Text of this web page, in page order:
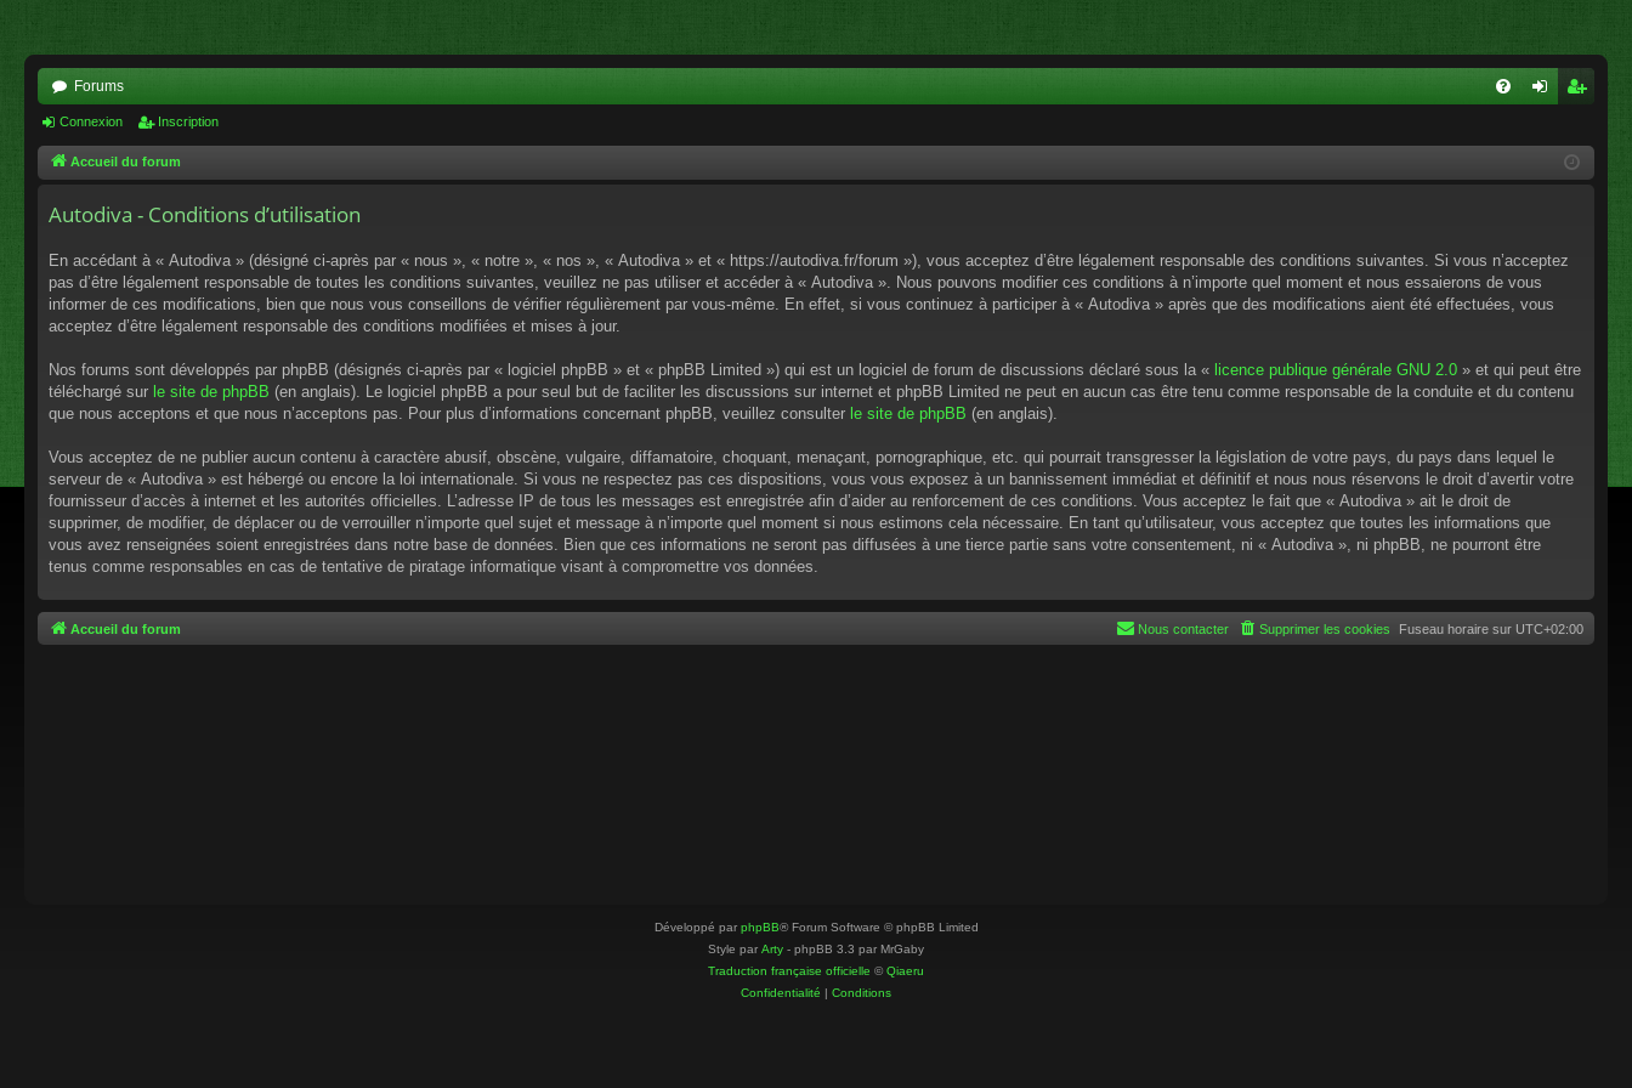
Forums
cri
Connexion Inscription
Accueil du forum
Autodiva - Conditions d’utilisation
En accédant à « Autodiva » (désigné ci-après par « nous », « notre », « nos », « Autodiva » et « https://autodiva.fr/forum »), vous acceptez d’être légalement responsable des conditions suivantes. Si vous n’acceptez
pas d’être légalement responsable de toutes les conditions suivantes, veuillez ne pas utiliser et accéder à « Autodiva ». Nous pouvons modifier ces conditions à n’importe quel moment et nous essaierons de vous
informer de ces modifications, bien que nous vous conseillons de vérifier régulièrement par vous-même. En effet, si vous continuez à participer à « Autodiva » après que des modifications aient été effectuées, vous
acceptez d’être légalement responsable des conditions modifiées et mises à jour.
Nos forums sont développés par phpBB (désignés ci-après par « logiciel phpBB » et « phpBB Limited ») qui est un logiciel de forum de discussions déclaré sous la « licence publique générale GNU 2.0 » et qui peut être
téléchargé sur le site de phpBB (en anglais). Le logiciel phpBB a pour seul but de faciliter les discussions sur internet et phpBB Limited ne peut en aucun cas être tenu comme responsable de la conduite et du contenu
que nous acceptons et que nous n’acceptons pas. Pour plus d’informations concernant phpBB, veuillez consulter le site de phpBB (en anglais).
Vous acceptez de ne publier aucun contenu à caractère abusif, obscène, vulgaire, diffamatoire, choquant, menaçant, pornographique, etc. qui pourrait transgresser la législation de votre pays, du pays dans lequel le
serveur de « Autodiva » est hébergé ou encore la loi internationale. Si vous ne respectez pas ces dispositions, vous vous exposez à un bannissement immédiat et définitif et nous nous réservons le droit d’avertir votre
fournisseur d’accès à internet et les autorités officielles. L’adresse IP de tous les messages est enregistrée afin d’aider au renforcement de ces conditions. Vous acceptez le fait que « Autodiva » ait le droit de
supprimer, de modifier, de déplacer ou de verrouiller n’importe quel sujet et message à n’importe quel moment si nous estimons cela nécessaire. En tant qu’utilisateur, vous acceptez que toutes les informations que
vous avez renseignées soient enregistrées dans notre base de données. Bien que ces informations ne seront pas diffusées à une tierce partie sans votre consentement, ni « Autodiva », ni phpBB, ne pourront être
tenus comme responsables en cas de tentative de piratage informatique visant à compromettre vos données.
Accueil du forum Fuseau horaire sur UTC+02:00
Supprimer les cookies
Nous contacter
Développé par phpBB® Forum Software © phpBB Limited
Style par Arty - phpBB 3.3 par MrGaby
Traduction française officielle ©Qiaeru
Confidentialité | Conditions